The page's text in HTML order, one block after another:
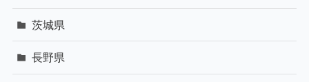
茨城県
長野県